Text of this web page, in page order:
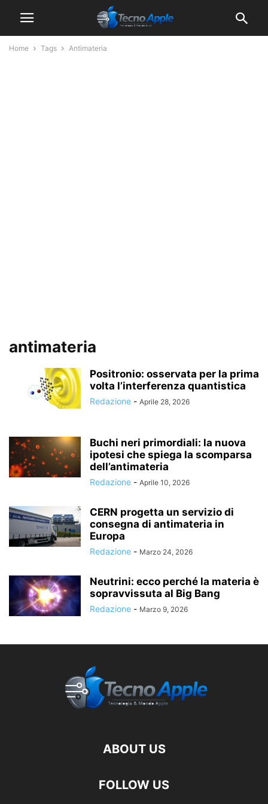
Home Tags Antimateria
antimateria
Positronio: osservata per la prima
volta l’interferenza quantistica
Redazione - Aprile 28, 2026
Buchi neri primordiali: la nuova
ipotesi che spiega la scomparsa
dell’antimateria
Redazione - Aprile 10, 2026
CERN progetta un servizio di
consegna di antimateria in
Europa
Redazione - Marzo 24, 2026
Neutrini: ecco perché la materia è
sopravvissuta al Big Bang
Redazione - Marzo 9, 2026
ABOUT US
FOLLOW US